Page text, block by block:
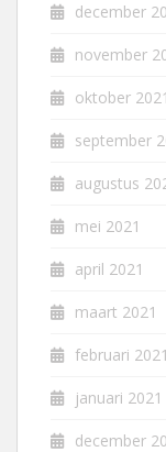
december
november
oktober 2021
september
augustus
mei 2021
april 2021
maart 2021
februari 2021
januari 2021
december